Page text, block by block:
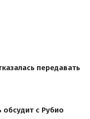
передавать
с Рубио